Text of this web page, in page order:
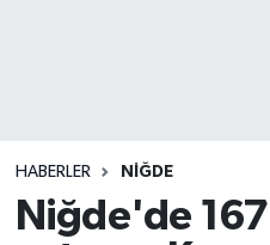
HABERLER NIĞDE
Niğde'de